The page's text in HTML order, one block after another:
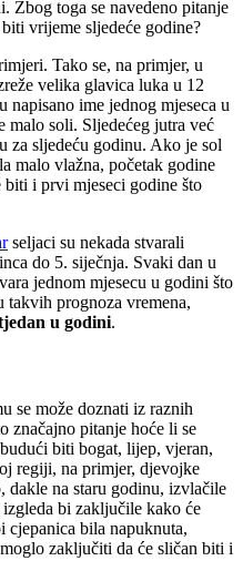
Zbog toga se navedeno pitanje
vrijeme sljedeće godine?
Tako se, na primjer, u
velika glavica luka u 12
ime jednog mjeseca u
malo soli. Sljedećeg jutra već
za sljedeću godinu. Ako je sol
malo vlažna, početak godine
i prvi mjeseci godine što
seljaci su nekada stvarali
do 5. siječnja. Svaki dan u
jednom mjesecu u godini što
prognoza vremena,
u godini.
se može doznati iz raznih
značajno pitanje hoće li se
biti bogat, lijep, vjeran,
regiji, na primjer, djevojke
dakle na staru godinu, izvlačile
bi zaključile kako će
bila napuknuta,
zaključiti da će sličan biti i